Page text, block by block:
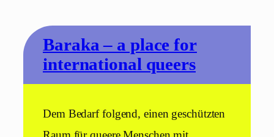
Baraka – a place for
international queers
Dem Bedarf folgend, einen geschützten